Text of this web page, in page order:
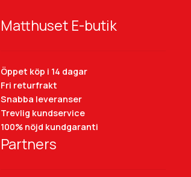
Matthuset E-butik
Öppet köp i 14 dagar
Fri returfrakt
Snabba leveranser
Trevlig kundservice
100% nöjd kundgaranti
Partners